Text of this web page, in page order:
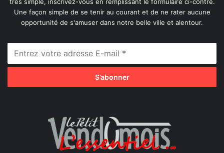
très simple, inscrivez-vous en remplissant le formulaire ci-contre.
Une façon simple de se tenir au courant et de ne rater aucune
opportunité de s'amuser dans notre belle ville et alentour.